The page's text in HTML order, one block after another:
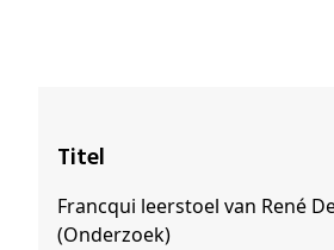
Titel
Francqui leerstoel van René
(Onderzoek)